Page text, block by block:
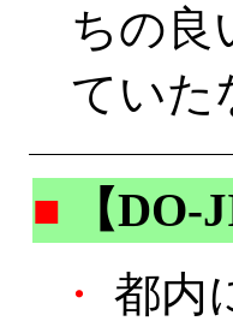
ちの良
ていた
■ 【DO-
・
都内